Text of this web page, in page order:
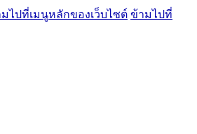
ไปที่เมนูหลักของเว็บไซต์ ข้ามไปที่